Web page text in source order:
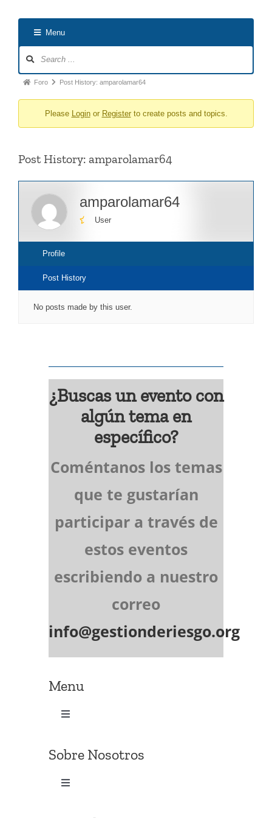
Menu
Navigation
Forum
You
here:
Foro Post History: amparolamar64
Please Loginor Registerto create posts and topics.
Post History: amparolamar64
amparolamar64
User
Profile
Post History
No posts made by this user.
¿Buscas un evento con
algún tema en
específico?
Coméntanos los temas
que te gustarían
participar a través de
estos eventos
escribiendo a nuestro
correo
info@gestionderiesgo.org
Menu
Toggle
Membresia
Sobre Nosotros
Toggle